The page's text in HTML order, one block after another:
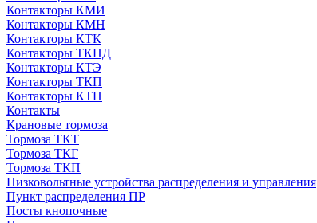
Контакторы КМИ
Контакторы КМН
Контакторы КТК
Контакторы ТКПД
Контакторы КТЭ
Контакторы ТКП
Контакторы КТН
Контакты
Крановые тормоза
Тормоза ТКТ
Тормоза ТКГ
Тормоза ТКП
Низковольтные устройства распределения и управления
Пункт распределения ПР
Посты кнопочные